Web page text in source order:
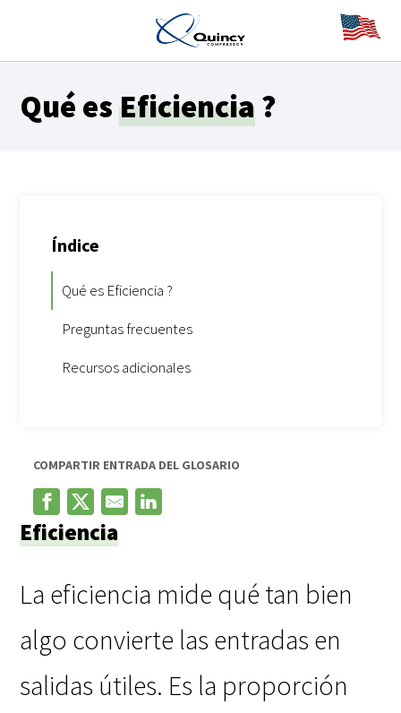
Qué esEficiencia?
Índice
Qué es Eficiencia ?
Preguntas frecuentes
Recursos adicionales
COMPARTIR ENTRADA DEL GLOSARIO
Eficiencia
La eficiencia mide qué tan bien
algo convierte las entradas en
salidas útiles. Es la proporción